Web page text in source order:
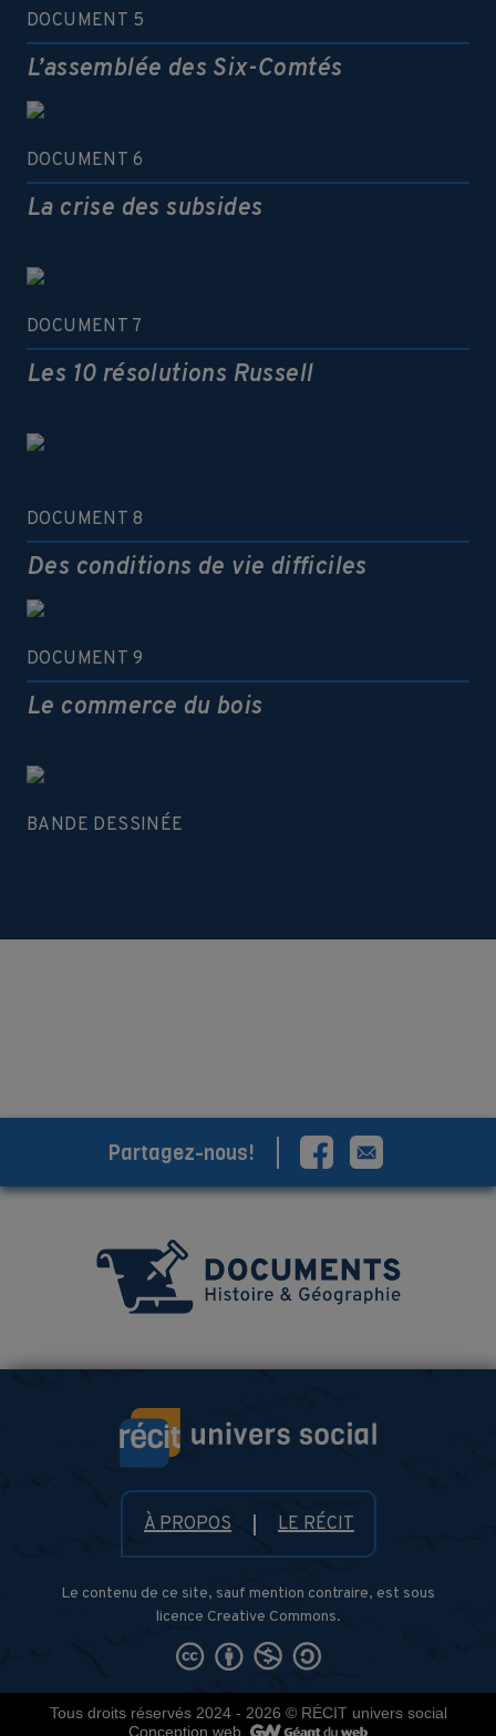
DOCUMENT 5
L’assemblée des Six-Comtés
DOCUMENT 6
La crise des subsides
DOCUMENT 7
Les 10 résolutions Russell
DOCUMENT 8
Des conditions de vie difficiles
DOCUMENT 9
Le commerce du bois
BANDE DESSINÉE
À PROPOS LE RÉCIT
Le contenu de ce site, sauf mention contraire, est sous
licence Creative Commons.
Partagez-nous!
Tous droits réservés 2024 - 2026 © RÉCIT univers social
Conception web